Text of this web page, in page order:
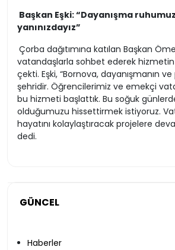
GÜNCEL
Haberler
Başkan Eşki: “Dayanışma
yanınızdayız”
Çorba dağıtımına katılan Başkan
vatandaşlarla sohbet ederek
çekti. Eşki, “Bornova, dayanışmanın
şehridir. Öğrencilerimiz ve emekçi
bu hizmeti başlattık. Bu soğuk
olduğumuzu hissettirmek istiyoruz.
hayatını kolaylaştıracak projelere
dedi.